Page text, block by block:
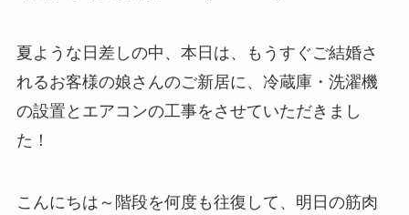
夏ような日差しの中、本日は、もうすぐご結婚さ
れるお客様の娘さんのご新居に、冷蔵庫・洗濯機
の設置とエアコンの工事をさせていただきまし
た！
こんにちは～階段を何度も往復して、明日の筋肉